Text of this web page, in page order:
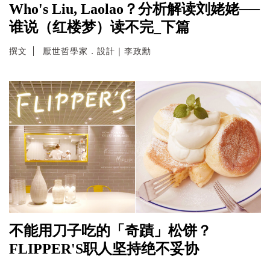
Who's Liu, Laolao？分析解读刘姥姥──
谁说（红楼梦）读不完_下篇
撰文 厭世哲學家．設計｜李政勳
不能用刀子吃的「奇蹟」松饼？
FLIPPER'S职人坚持绝不妥协